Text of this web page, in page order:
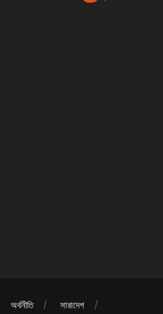
অর্থনীতি সারাদেশ